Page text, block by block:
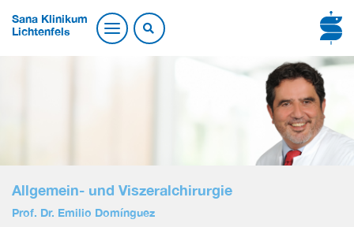
Sana Klinikum
Lichtenfels
Allgemein- und Viszeralchirurgie
Prof. Dr. Emilio Domínguez